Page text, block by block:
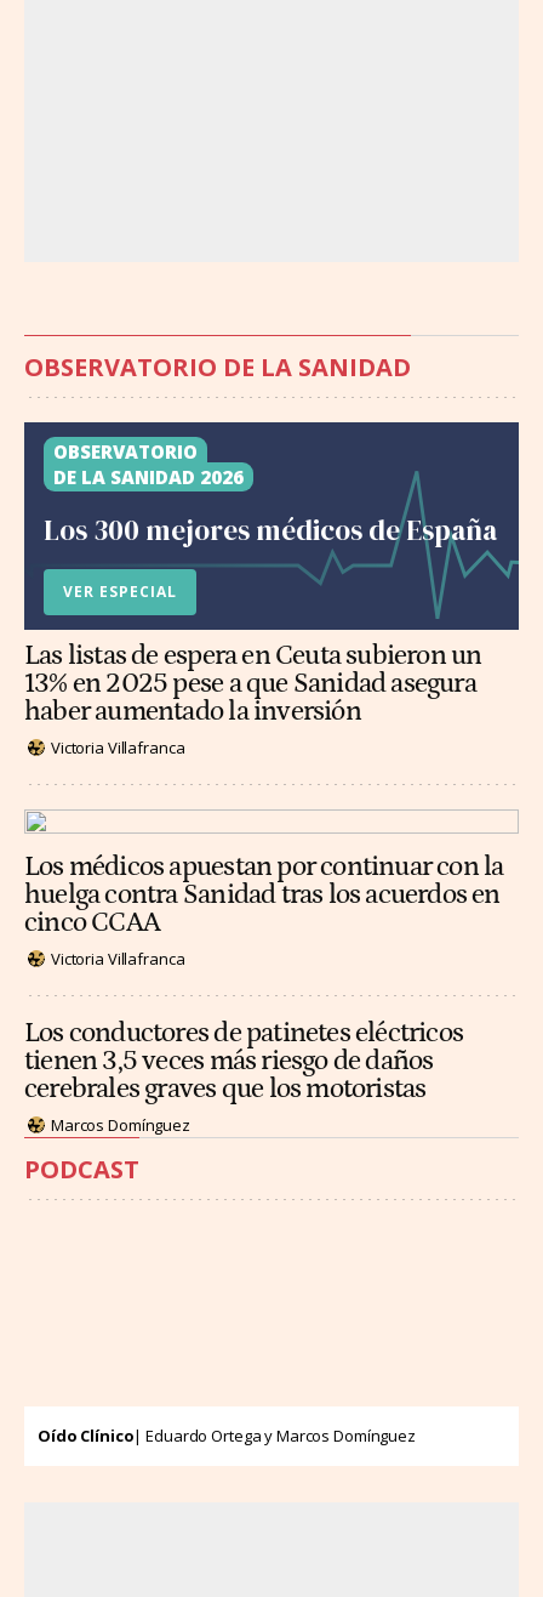
OBSERVATORIO DE LA SANIDAD
OBSERVATORIO
DE LA SANIDAD 2026
Los 300 mejores médicos de España
VER ESPECIAL
Las listas de espera en Ceuta subieron un
13% en 2025 pese a que Sanidad asegura
haber aumentado la inversión
Victoria Villafranca
Los médicos apuestan por continuar con la
huelga contra Sanidad tras los acuerdos en
cinco CCAA
Victoria Villafranca
Los conductores de patinetes eléctricos
tienen 3,5 veces más riesgo de daños
cerebrales graves que los motoristas
Marcos Domínguez
PODCAST
Oído Clínico| Eduardo Ortega y Marcos Domínguez